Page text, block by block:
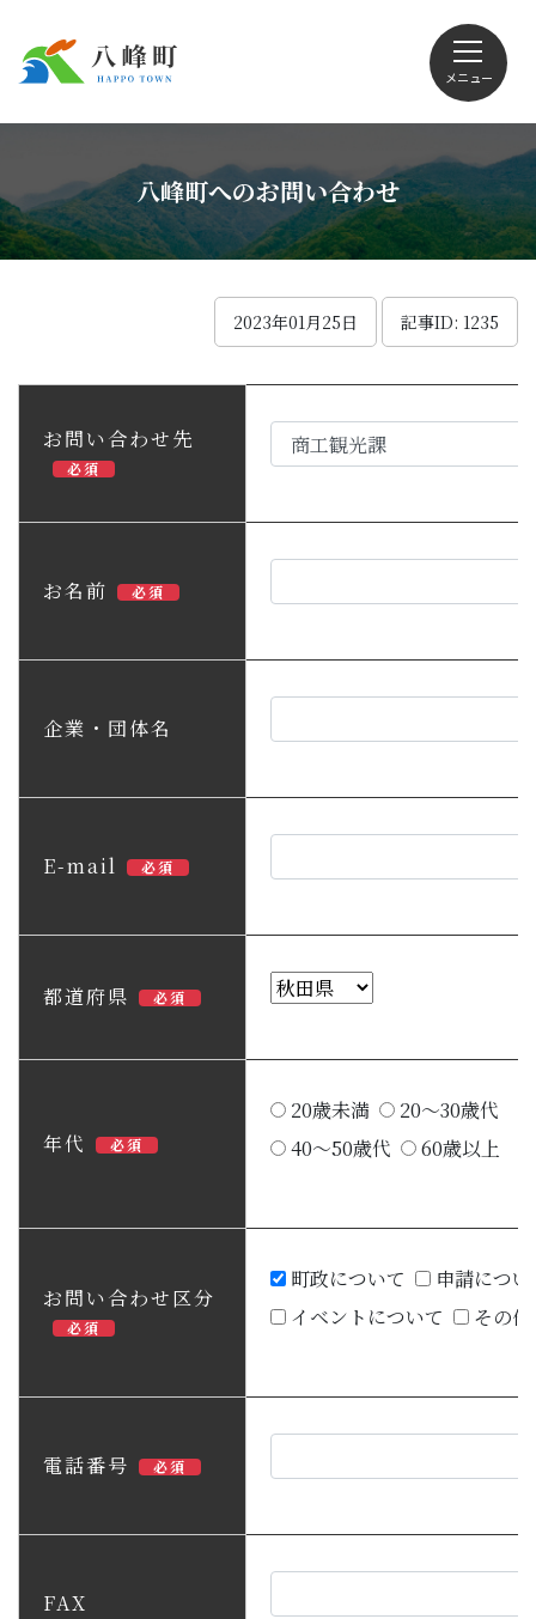
メニュー
Foreign language
観光
八峰町へのお問い合わせ
2023年01月25日 記事ID: 1235
お問い合わせ先
必須
お名前 必須
企業・団体名
E-mail 必須
都道府県 必須
年代 必須
20歳未満
20～30歳代
40～50歳代
60歳以上
お問い合わせ区分
必須
町政について
申請につ
イベントについて
その他
電話番号 必須
FAX